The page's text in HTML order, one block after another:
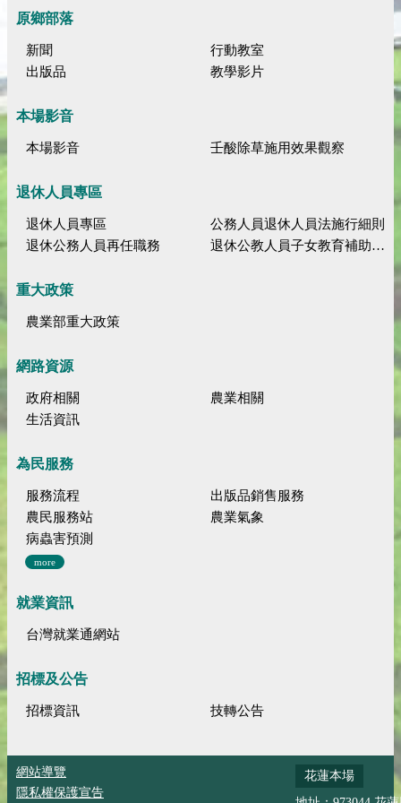
原鄉部落
新聞
行動教室
出版品
教學影片
本場影音
本場影音 壬酸除草施用效果觀察
退休人員專區
退休人員專區
公務人員退休人員法施行細則
退休公務人員再任職務
退休公教人員子女教育補助規定
重大政策
農業部重大政策
網路資源
政府相關
農業相關
生活資訊
為民服務
服務流程
出版品銷售服務
農民服務站
農業氣象
病蟲害預測
more
就業資訊
台灣就業通網站
招標及公告
招標資訊 技轉公告
網站導覽
隱私權保護宣告
花蓮本場